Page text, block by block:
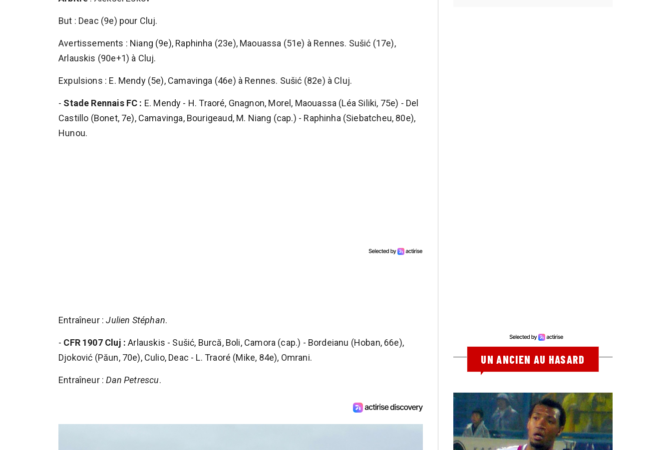
But : Deac (9e) pour Cluj.
Avertissements : Niang (9e), Raphinha (23e), Maouassa (51e) à Rennes. Sušić (17e),
Arlauskis (90e+1) à Cluj.
Expulsions : E. Mendy (5e), Camavinga (46e) à Rennes. Sušić (82e) à Cluj.
- Stade Rennais FC : E. Mendy - H. Traoré, Gnagnon, Morel, Maouassa (Léa Siliki, 75e) - Del
Castillo (Bonet, 7e), Camavinga, Bourigeaud, M. Niang (cap.) - Raphinha (Siebatcheu, 80e),
Hunou.
Entraîneur :Julien Stéphan.
- CFR 1907 Cluj : Arlauskis - Sušić, Burcă, Boli, Camora (cap.) - Bordeianu (Hoban, 66e),
Djoković (Păun, 70e), Culio, Deac - L. Traoré (Mike, 84e), Omrani.
Entraîneur :Dan Petrescu.
UN ANCIEN AU HASARD